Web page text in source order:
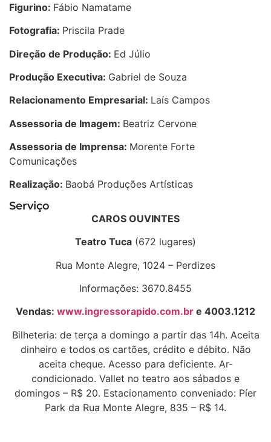
Figurino: Fábio Namatame
Fotografia: Priscila Prade
Direção de Produção: Ed Júlio
Produção Executiva: Gabriel de Souza
Relacionamento Empresarial: Laís Campos
Assessoria de Imagem: Beatriz Cervone
Assessoria de Imprensa: Morente Forte
Comunicações
Realização: Baobá Produções Artísticas
Serviço
CAROS OUVINTES
Teatro Tuca (672 lugares)
Rua Monte Alegre, 1024 – Perdizes
Informações: 3670.8455
Vendas: www.ingressorapido.com.br e 4003.1212
Bilheteria: de terça a domingo a partir das 14h. Aceita
dinheiro e todos os cartões, crédito e débito. Não
aceita cheque. Acesso para deficiente. Ar-
condicionado. Vallet no teatro aos sábados e
domingos – R$ 20. Estacionamento conveniado: Píer
Park da Rua Monte Alegre, 835 – R$ 14.